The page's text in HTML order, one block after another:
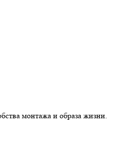
монтажа и образа жизни.